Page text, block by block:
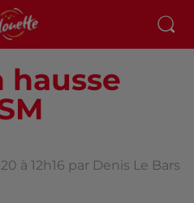
à 12h16 par Denis Le Bars